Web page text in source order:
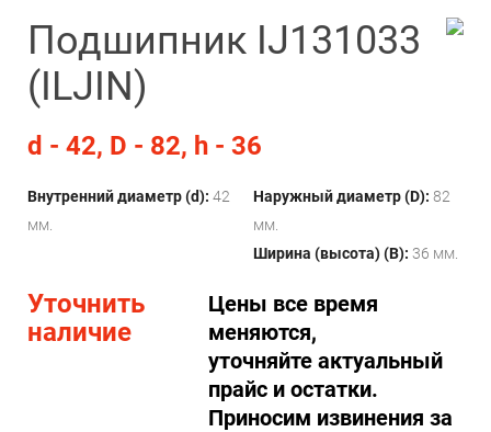
Подшипник IJ131033
(ILJIN)
d - 42, D - 82, h - 36
Внутренний диаметр (d): 42
мм.
Наружный диаметр (D): 82
мм.
Ширина (высота) (B): 36 мм.
Уточнить
наличие
Цены все время
меняются,
уточняйте актуальный
прайс и остатки.
Приносим извинения за